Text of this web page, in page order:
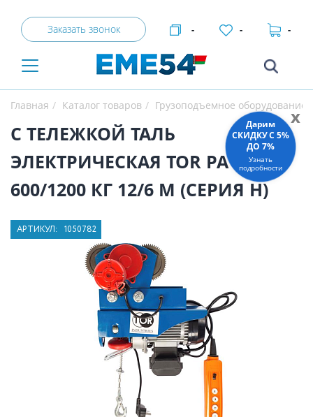
Заказать звонок - - -
Главная Каталог товаров Грузоподъемное оборудование
С ТЕЛЕЖКОЙ ТАЛЬ
ЭЛЕКТРИЧЕСКАЯ TOR PA
600/1200 КГ 12/6 М (СЕРИЯ H)
АРТИКУЛ: 1050782
x
Дарим
СКИДКУ C 5%
ДО 7%
Узнать
подробности